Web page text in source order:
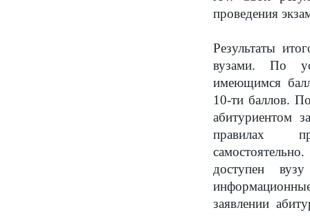
проведения
Результаты
вузами. По
имеющимся
10-ти баллов.
абитуриентом
правилах
доступен
заявлении